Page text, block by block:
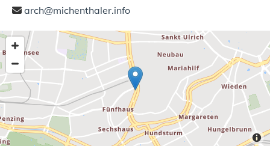
 arch@michenthaler.info